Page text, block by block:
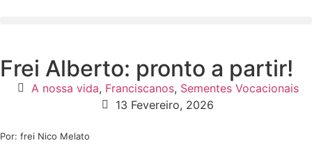
Frei Alberto: pronto a partir!
A nossa vida, Franciscanos, Sementes Vocacionais
13 Fevereiro, 2026
Por: frei Nico Melato